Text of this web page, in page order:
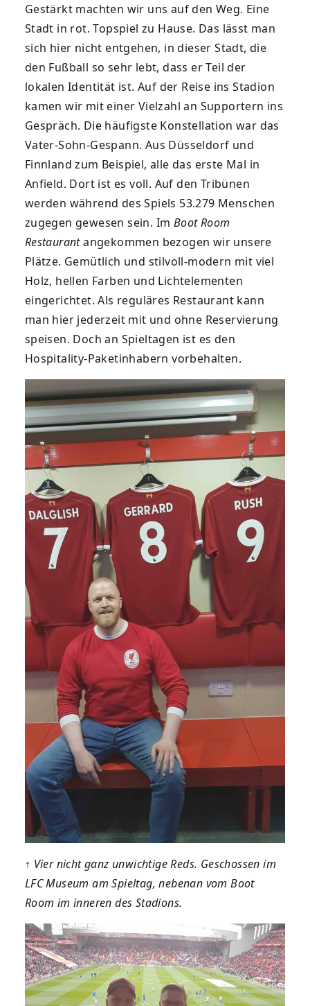
Gestärkt machten wir uns auf den Weg. Eine
Stadt in rot. Topspiel zu Hause. Das lässt man
sich hier nicht entgehen, in dieser Stadt, die
den Fußball so sehr lebt, dass er Teil der
lokalen Identität ist. Auf der Reise ins Stadion
kamen wir mit einer Vielzahl an Supportern ins
Gespräch. Die häufigste Konstellation war das
Vater-Sohn-Gespann. Aus Düsseldorf und
Finnland zum Beispiel, alle das erste Mal in
Anfield. Dort ist es voll. Auf den Tribünen
werden während des Spiels 53.279 Menschen
zugegen gewesen sein. Im Boot Room
Restaurantangekommen bezogen wir unsere
Plätze. Gemütlich und stilvoll-modern mit viel
Holz, hellen Farben und Lichtelementen
eingerichtet. Als reguläres Restaurant kann
man hier jederzeit mit und ohne Reservierung
speisen. Doch an Spieltagen ist es den
Hospitality-Paketinhabern vorbehalten.
↑ Vier nicht ganz unwichtige Reds. Geschossen im
LFC Museum am Spieltag, nebenan vom Boot
Room im inneren des Stadions.